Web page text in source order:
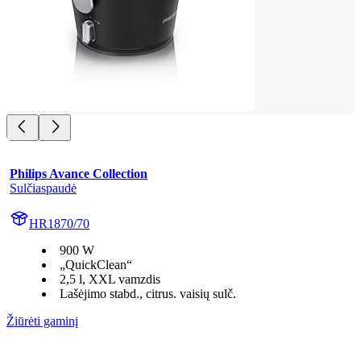
Philips Avance Collection
Sulčiaspaudė
HR1870/70
900 W
„QuickClean“
2,5 l, XXL vamzdis
Lašėjimo stabd., citrus. vaisių sulč.
Žiūrėti gaminį